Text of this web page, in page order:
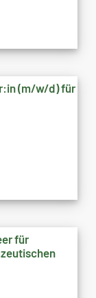
(m/w/d) für
für